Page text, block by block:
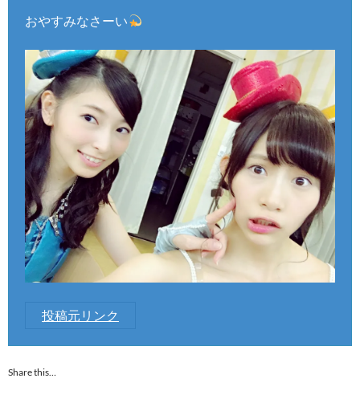
おやすみなさーい
投稿元リンク
Share this…